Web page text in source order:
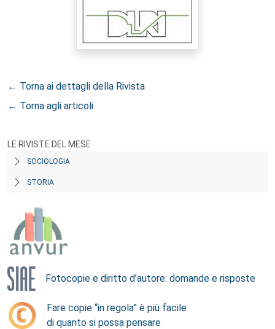
← Torna ai dettagli della Rivista
← Torna agli articoli
LE RIVISTE DEL MESE
SOCIOLOGIA
STORIA
Fotocopie e diritto d’autore: domande e risposte
Fare copie “in regola” è più facile
di quanto si possa pensare